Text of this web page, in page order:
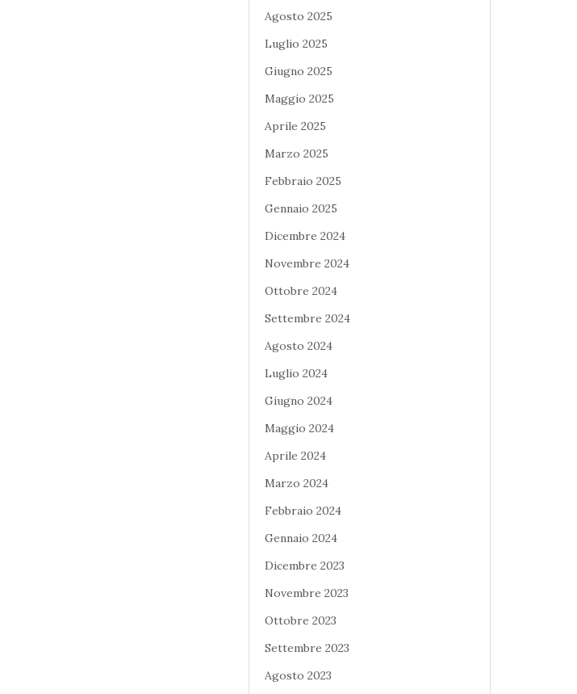
Agosto 2025
Luglio 2025
Giugno 2025
Maggio 2025
Aprile 2025
Marzo 2025
Febbraio 2025
Gennaio 2025
Dicembre 2024
Novembre 2024
Ottobre 2024
Settembre 2024
Agosto 2024
Luglio 2024
Giugno 2024
Maggio 2024
Aprile 2024
Marzo 2024
Febbraio 2024
Gennaio 2024
Dicembre 2023
Novembre 2023
Ottobre 2023
Settembre 2023
Agosto 2023